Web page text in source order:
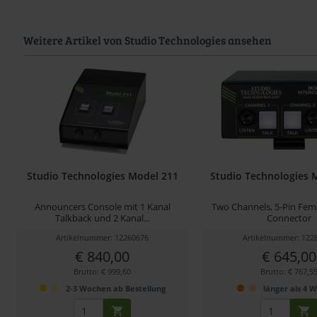
Weitere Artikel von Studio Technologies ansehen
Studio Technologies Model 211
Announcers Console mit 1 Kanal
Talkback und 2 Kanal...
Artikelnummer: 12260676
€ 840,00
Brutto: € 999,60
2-3 Wochen ab Bestellung
Studio Technologies
Two Channels, 5-Pin
Connector
Artikelnummer:
€ 645,00
Brutto: € 767,55
länger als 4